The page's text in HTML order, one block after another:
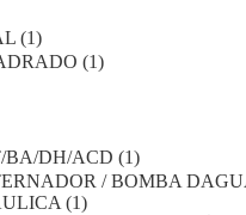
(1)
(1)
BA/DH/ACD (1)
/ BOMBA
(1)